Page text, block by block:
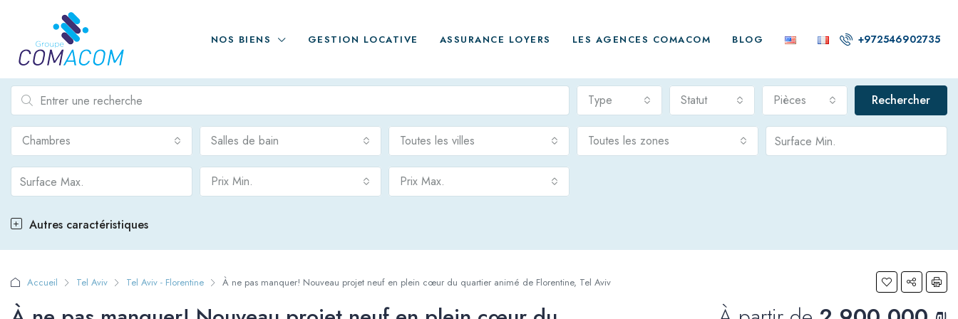
NOS BIENS GESTION LOCATIVE ASSURANCE LOYERS LES AGENCES COMACOM BLOG +972546902735
Type Statut Pièces Rechercher
Chambres Salles de bain Toutes les villes Toutes les zones
Prix Min. Prix Max.
Autres caractéristiques
Accueil Tel Aviv Tel Aviv - Florentine À ne pas manquer! Nouveau projet neuf en plein cœur du quartier animé de Florentine, Tel Aviv